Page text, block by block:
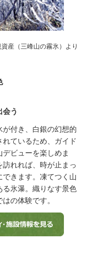
産（三峰山の霧氷）より
会う
付き、白銀の幻想的
ているため、ガイド
ビューを楽しめま
れれば、時が止まっ
きます。凍てつく山
氷瀑。織りなす景色
の体験です。